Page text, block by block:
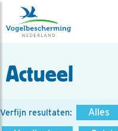
Actueel
Verfijn resultaten: Alles